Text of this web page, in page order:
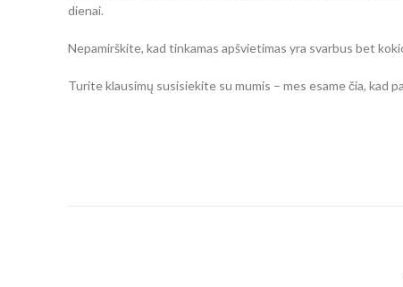
dienai.
Nepamirškite, kad tinkamas apšvietimas yra svarbus bet
Turite klausimų susisiekite su mumis – mes esame čia, kad